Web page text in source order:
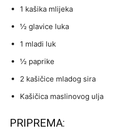
1 kašika mlijeka
½ glavice luka
1 mladi luk
½ paprike
2 kašičice mladog sira
Kašičica maslinovog ulja
PRIPREMA: